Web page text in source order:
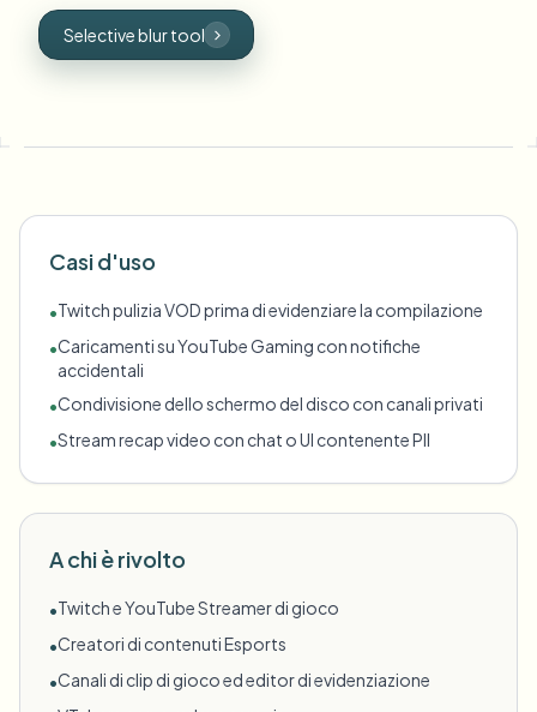
Selective blur tool
Casi d'uso
•Twitch pulizia VOD prima di evidenziare la compilazione
•Caricamenti su YouTube Gaming con notifiche
accidentali
•Condivisione dello schermo del disco con canali privati
•Stream recap video con chat o UI contenente PII
A chi è rivolto
•Twitch e YouTube Streamer di gioco
•Creatori di contenuti Esports
•Canali di clip di gioco ed editor di evidenziazione